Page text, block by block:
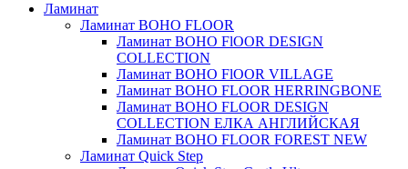
Ламинат
Ламинат BOHO FLOOR
Ламинат BOHO FlOOR DESIGN
COLLECTION
Ламинат BOHO FlOOR VILLAGE
Ламинат BOHO FLOOR HERRINGBONE
Ламинат BOHO FLOOR DESIGN
COLLECTION ЕЛКА АНГЛИЙСКАЯ
Ламинат BOHO FLOOR FOREST NEW
Ламинат Quick Step